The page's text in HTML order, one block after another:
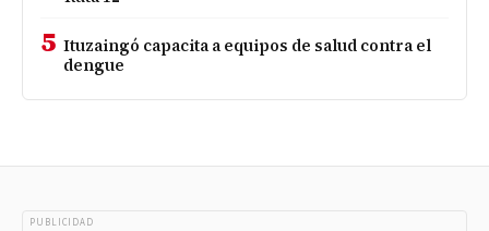
5 Ituzaingó capacita a equipos de salud contra el
dengue
PUBLICIDAD